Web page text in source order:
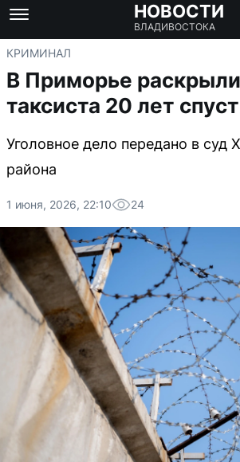
НОВОСТИ
ВЛАДИВОСТОКА
КРИМИНАЛ
В Приморье
таксиста 20 лет
Уголовное дело передано в суд
района
1 июня, 2026, 22:10 24